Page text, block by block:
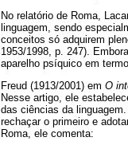
No relatório de Roma,
linguagem, sendo
conceitos só adquirem
1953/1998, p. 247).
aparelho psíquico em
Freud (1913/2001) em O
Nesse artigo, ele
das ciências da
rechaçar o primeiro e
Roma, ele comenta: